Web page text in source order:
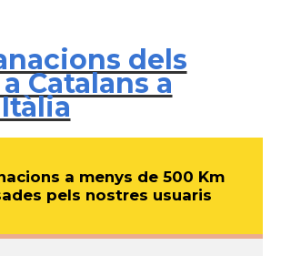
dels
Catalans a
a menys de 500 Km
pels nostres usuaris